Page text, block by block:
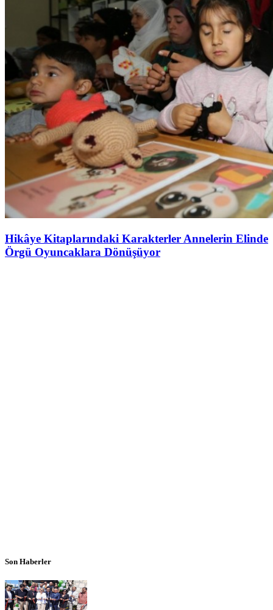
Hikâye Kitaplarındaki Karakterler Annelerin Elinde
Örgü Oyuncaklara Dönüşüyor
Son Haberler